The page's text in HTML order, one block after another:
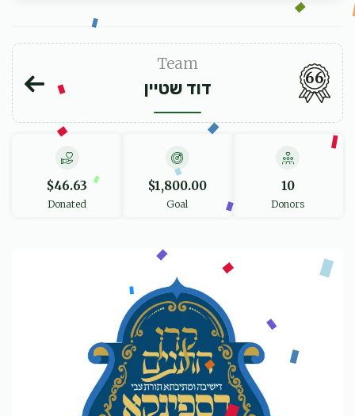
Team
דוד שטיין
66
$46.63
Donated
$1,800.00
Goal
10
Donors